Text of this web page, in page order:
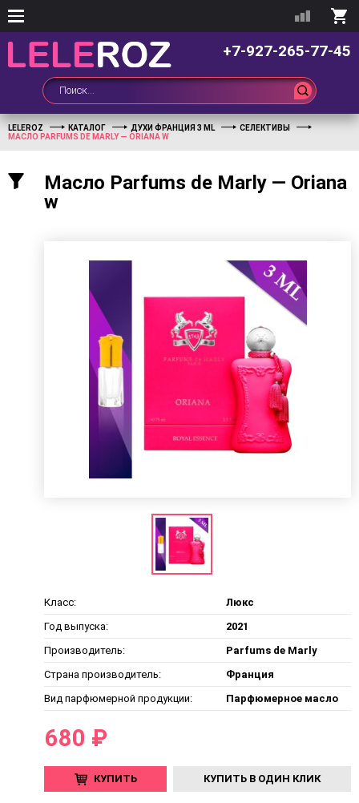
+7-927-265-77-45
LELEROZ КАТАЛОГ ДУХИ ФРАНЦИЯ 3 ML
СЕЛЕКТИВЫ
МАСЛО PARFUMS DE MARLY — ORIANA W
Масло Parfums de Marly — Oriana
w
Класс:
Люкс
Год выпуска:
2021
Производитель:
Parfums de Marly
Страна производитель:
Франция
Вид парфюмерной продукции:
Парфюмерное масло
680 ₽
КУПИТЬ КУПИТЬ В ОДИН КЛИК